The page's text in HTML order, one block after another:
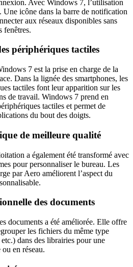
Avec Windows 7, l’utilisation
Une icône dans la barre de notification
aux réseaux disponibles sans
fenêtres.
périphériques tactiles
7 est la prise en charge de la
Dans la lignée des smartphones, les
tactiles font leur apparition sur les
de travail. Windows 7 prend en
tactiles et permet de
du bout des doigts.
de meilleure qualité
a également été transformé avec
pour personnaliser le bureau. Les
par Aero améliorent l’aspect du
des documents
documents a été améliorée. Elle offre
les fichiers du même type
dans des librairies pour une
en réseau.